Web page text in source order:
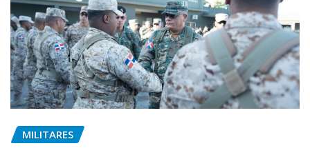
MILITARES